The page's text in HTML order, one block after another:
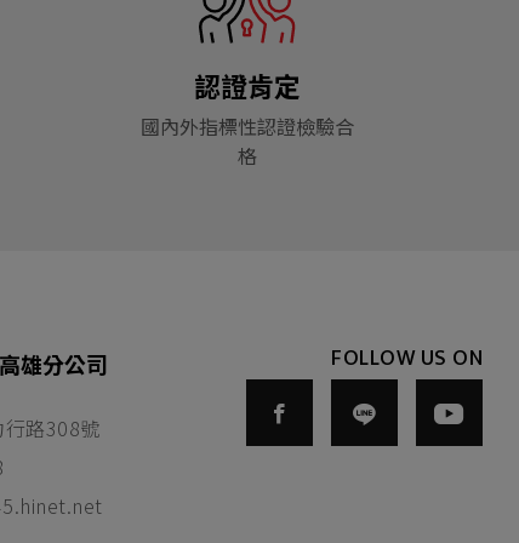
認證肯定
國內外指標性認證檢驗合
格
雄分公司
路308號
FOLLOW US ON